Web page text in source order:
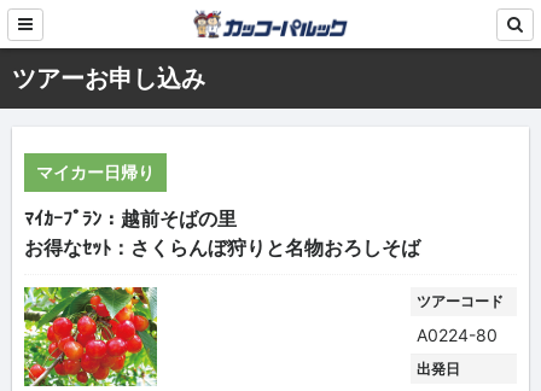
ツアーお申し込み
マイカー日帰り
ﾏｲｶｰﾌﾟﾗﾝ：越前そばの里
お得なｾｯﾄ：さくらんぼ狩りと名物おろしそば
ツアーコード
A0224-80
出発日